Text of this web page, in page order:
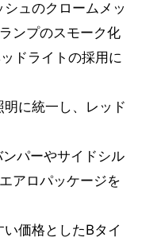
ュのクロームメッ
ンプのスモーク化
ドライトの採用に
に統一し、レッド
パーやサイドシル
アロパッケージを
価格としたBタイ